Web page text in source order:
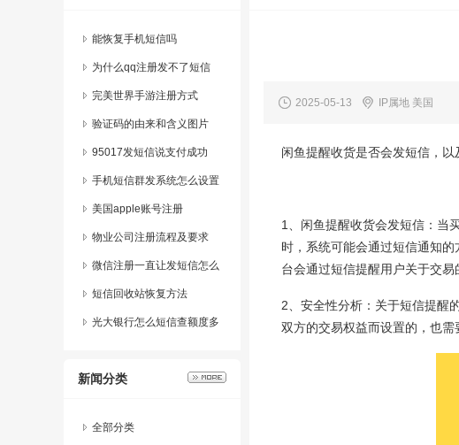
能恢复手机短信吗
为什么qq注册发不了短信
完美世界手游注册方式
验证码的由来和含义图片
95017发短信说支付成功
手机短信群发系统怎么设置
美国apple账号注册
物业公司注册流程及要求
微信注册一直让发短信怎么
办
短信回收站恢复方法
光大银行怎么短信查额度多
新闻分类
全部分类
2025-05-13 IP属地 美国
闲鱼提醒收货是否会发短信，以
1、闲鱼提醒收货会发短信：当
时，系统可能会通过短信通知
台会通过短信提醒用户关于交易
2、安全性分析：关于短信提醒
双方的交易权益而设置的，也